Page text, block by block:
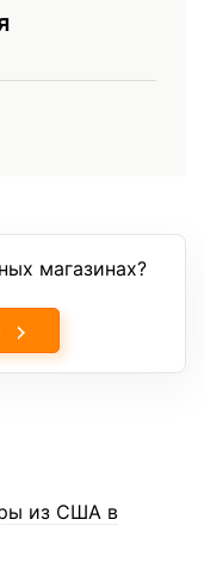
магазинах?
из США в